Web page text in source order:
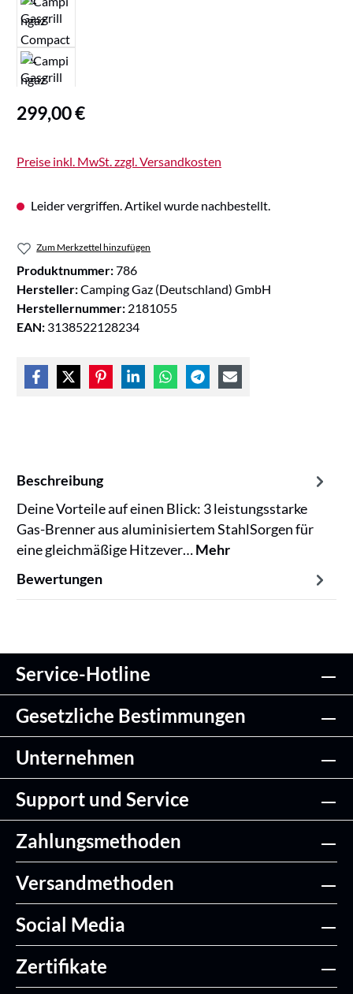
Regulärer Preis:
299,00 €
Preise inkl. MwSt. zzgl. Versandkosten
Leider vergriffen. Artikel wurde nachbestellt.
Zum Merkzettel hinzufügen
Produktnummer:786
Hersteller:Camping Gaz (Deutschland) GmbH
Herstellernummer: 2181055
EAN: 3138522128234
Beschreibung
Deine Vorteile auf einen Blick: 3 leistungsstarke
Gas-Brenner aus aluminisiertem StahlSorgen für
eine gleichmäßige Hitzever…Mehr
Bewertungen
Service-Hotline
Gesetzliche Bestimmungen
Unternehmen
Support und Service
Zahlungsmethoden
Versandmethoden
Social Media
Zertifikate